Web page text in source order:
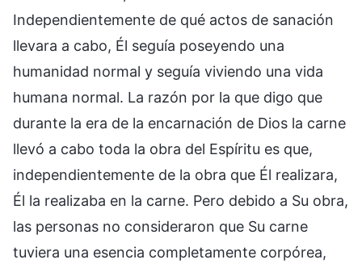
Independientemente de qué actos de sanación
llevara a cabo, Él seguía poseyendo una
humanidad normal y seguía viviendo una vida
humana normal. La razón por la que digo que
durante la era de la encarnación de Dios la carne
llevó a cabo toda la obra del Espíritu es que,
independientemente de la obra que Él realizara,
Él la realizaba en la carne. Pero debido a Su obra,
las personas no consideraron que Su carne
tuviera una esencia completamente corpórea,